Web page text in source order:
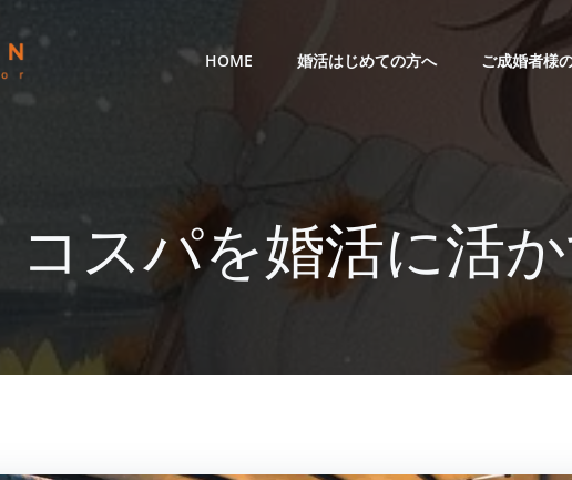
HOME 婚活はじめての方へ ご成婚者様
コスパを婚活に活